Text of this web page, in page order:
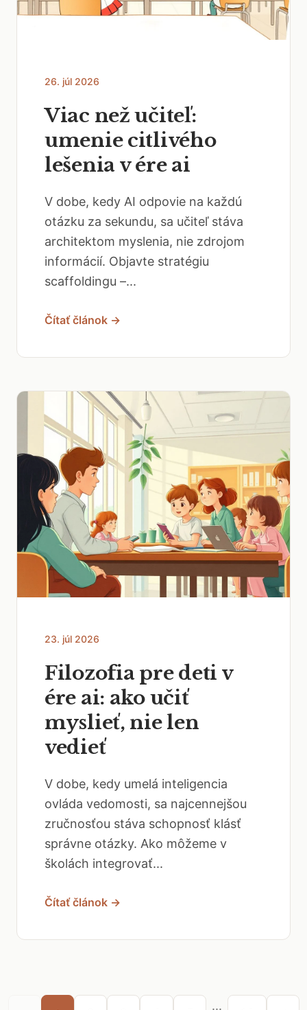
26. júl 2026
Viac než učiteľ:
umenie citlivého
lešenia v ére ai
V dobe, kedy AI odpovie na každú
otázku za sekundu, sa učiteľ stáva
architektom myslenia, nie zdrojom
informácií. Objavte stratégiu
scaffoldingu –...
Čítať článok →
23. júl 2026
Filozofia pre deti v
ére ai: ako učiť
myslieť, nie len
vedieť
V dobe, kedy umelá inteligencia
ovláda vedomosti, sa najcennejšou
zručnosťou stáva schopnosť klásť
správne otázky. Ako môžeme v
školách integrovať...
Čítať článok →
...